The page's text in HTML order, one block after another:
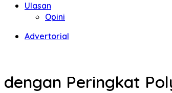
Ulasan
Opini
Advertorial
dengan Peringkat